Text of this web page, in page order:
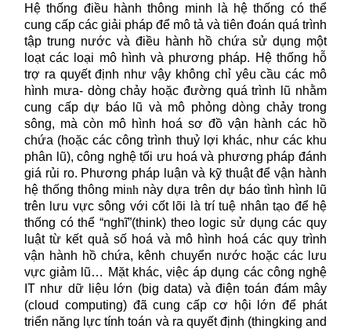
Hệ thống điều hành thông minh là hệ thống có thể
cung cấp các giải pháp để mô tả và tiên đoán quá trình
tập trung nước và điều hành hồ chứa sử dụng một
loạt các loại mô hình và phương pháp. Hệ thống hỗ
trợ ra quyết định như vậy không chỉ yêu cầu các mô
hình mưa- dòng chảy hoặc đường quá trình lũ nhằm
cung cấp dự báo lũ và mô phỏng dòng chảy trong
sông, mà còn mô hình hoá sơ đồ vận hành các hồ
chứa (hoặc các công trình thuỷ lợi khác, như các khu
phân lũ), công nghệ tối ưu hoá và phương pháp đánh
giá rủi ro. Phương pháp luận và kỹ thuật để vận hành
hệ thống thông minh này dựa trên dự báo tình hình lũ
trên lưu vực sông với cốt lõi là trí tuệ nhân tạo để hệ
thống có thể “nghĩ”(think) theo logic sử dụng các quy
luật từ kết quả số hoá và mô hình hoá các quy trình
vận hành hồ chứa, kênh chuyển nước hoặc các lưu
vực giảm lũ… Mặt khác, việc áp dụng các công nghệ
IT như dữ liệu lớn (big data) và điện toán đám mây
(cloud computing) đã cung cấp cơ hội lớn để phát
triển năng lực tính toán và ra quyết định (thingking and